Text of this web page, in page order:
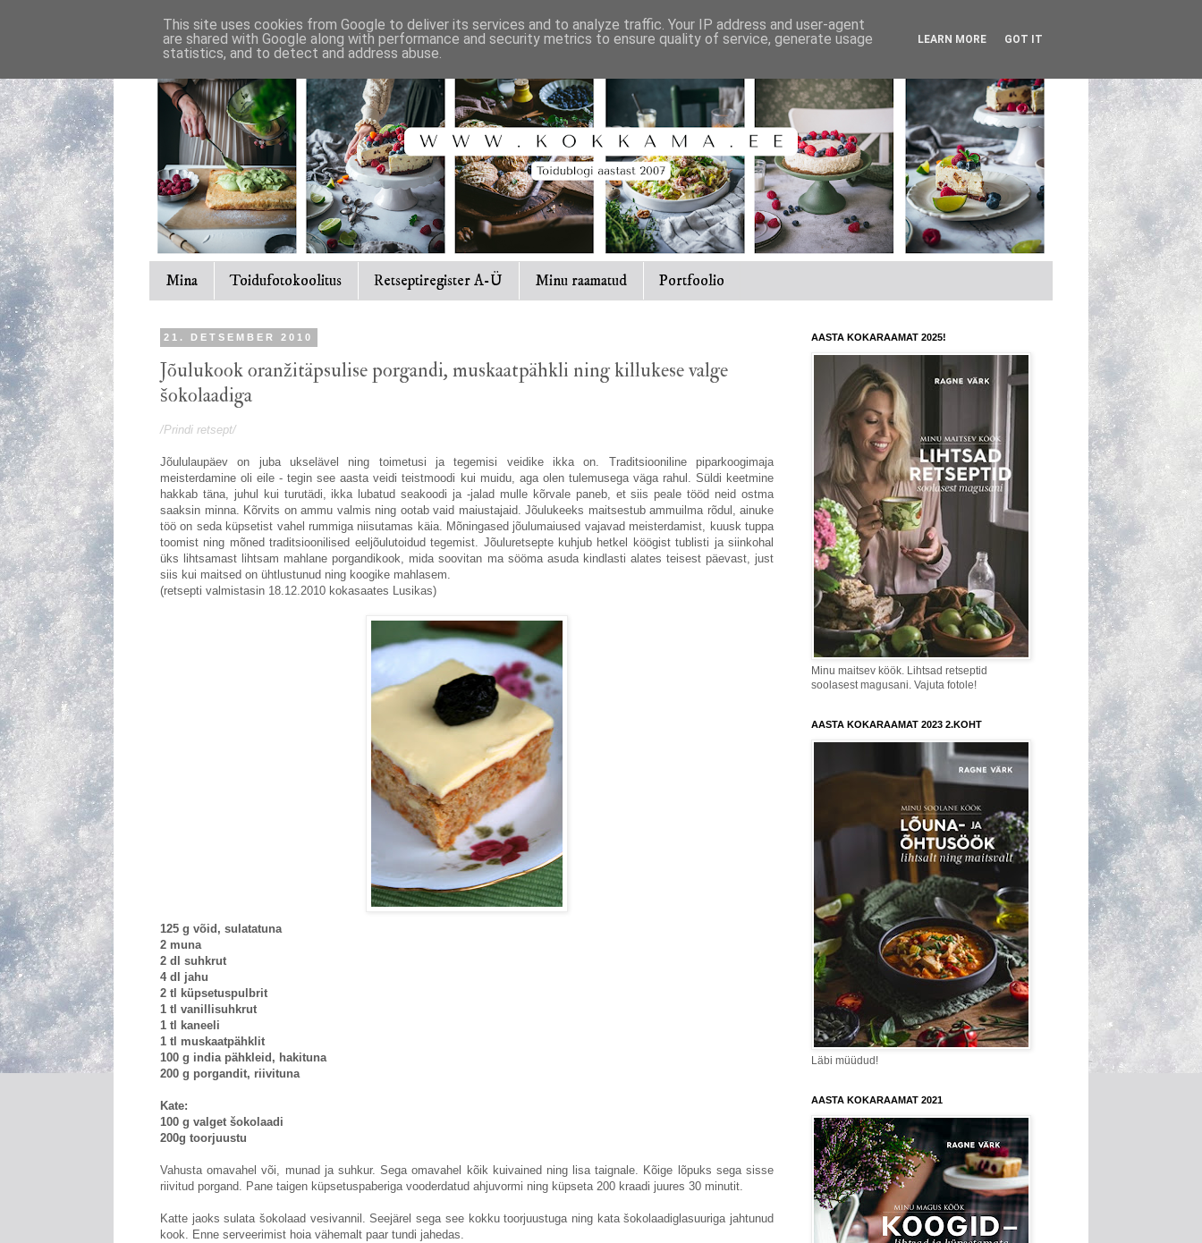
Mina Toidufotokoolitus Retseptiregister A-Ü Minu raamatud Portfoolio
21. DETSEMBER 2010
Jõulukook oranžitäpsulise porgandi, muskaatpähkli ning killukese valge
šokolaadiga
/Prindi retsept/
Jõululaupäev on juba ukselävel ning toimetusi ja tegemisi veidike ikka on. Traditsiooniline piparkoogimaja
meisterdamine oli eile - tegin see aasta veidi teistmoodi kui muidu, aga olen tulemusega väga rahul. Süldi keetmine
hakkab täna, juhul kui turutädi, ikka lubatud seakoodi ja -jalad mulle kõrvale paneb, et siis peale tööd neid ostma
saaksin minna. Kõrvits on ammu valmis ning ootab vaid maiustajaid. Jõulukeeks maitsestub ammuilma rõdul, ainuke
töö on seda küpsetist vahel rummiga niisutamas käia. Mõningased jõulumaiused vajavad meisterdamist, kuusk tuppa
toomist ning mõned traditsioonilised eeljõulutoidud tegemist. Jõuluretsepte kuhjub hetkel köögist tublisti ja siinkohal
üks lihtsamast lihtsam mahlane porgandikook, mida soovitan ma sööma asuda kindlasti alates teisest päevast, just
siis kui maitsed on ühtlustunud ning koogike mahlasem.
(retsepti valmistasin 18.12.2010 kokasaates Lusikas)
125 g võid, sulatatuna
2 muna
2 dl suhkrut
4 dl jahu
2 tl küpsetuspulbrit
1 tl vanillisuhkrut
1 tl kaneeli
1 tl muskaatpähklit
100 g india pähkleid, hakituna
200 g porgandit, riivituna
Kate:
100 g valget šokolaadi
200g toorjuustu
Vahusta omavahel või, munad ja suhkur. Sega omavahel kõik kuivained ning lisa taignale. Kõige lõpuks sega sisse
riivitud porgand. Pane taigen küpsetuspaberiga vooderdatud ahjuvormi ning küpseta 200 kraadi juures 30 minutit.
Katte jaoks sulata šokolaad vesivannil. Seejärel sega see kokku toorjuustuga ning kata šokolaadiglasuuriga jahtunud
kook. Enne serveerimist hoia vähemalt paar tundi jahedas.
AASTA KOKARAAMAT 2025!
Minu maitsev köök. Lihtsad retseptid
soolasest magusani. Vajuta fotole!
AASTA KOKARAAMAT 2023 2.KOHT
Läbi müüdud!
AASTA KOKARAAMAT 2021
This site uses cookies from Google to deliver its services and to analyze traffic. Your IP address and user-agent
are shared with Google along with performance and security metrics to ensure quality of service, generate usage
statistics, and to detect and address abuse.
LEARN MORE GOT IT